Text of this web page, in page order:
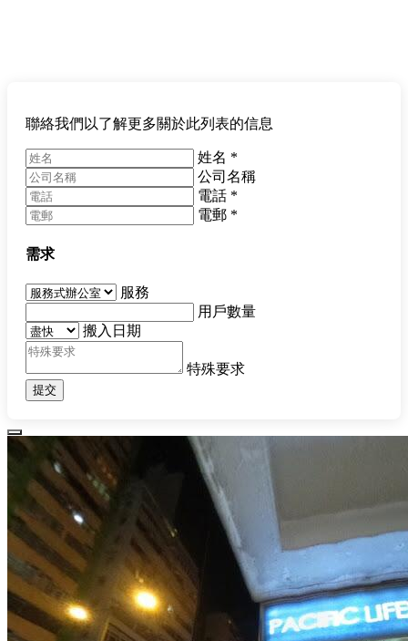
聯絡我們以了解更多關於此列表的信息
姓名 *
公司名稱
電話 *
電郵 *
需求
服務
用戶數量
搬入日期
特殊要求
提交